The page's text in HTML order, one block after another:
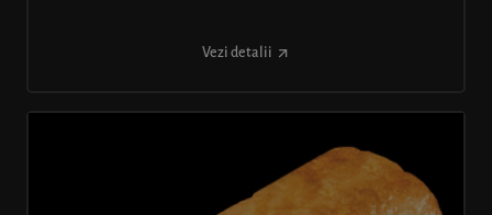
Vezi detalii